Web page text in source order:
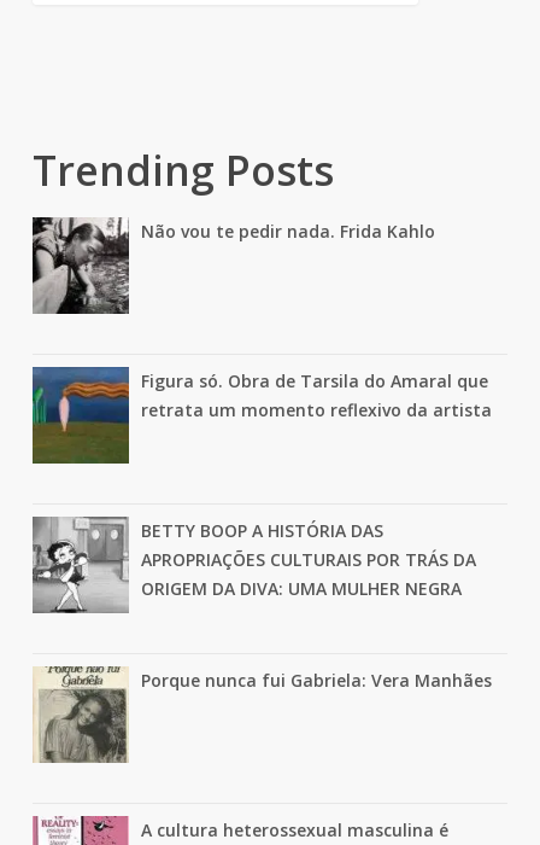
Trending Posts
Não vou te pedir nada. Frida Kahlo
Figura só. Obra de Tarsila do Amaral que
retrata um momento reflexivo da artista
BETTY BOOP A HISTÓRIA DAS
APROPRIAÇÕES CULTURAIS POR TRÁS DA
ORIGEM DA DIVA: UMA MULHER NEGRA
Porque nunca fui Gabriela: Vera Manhães
A cultura heterossexual masculina é